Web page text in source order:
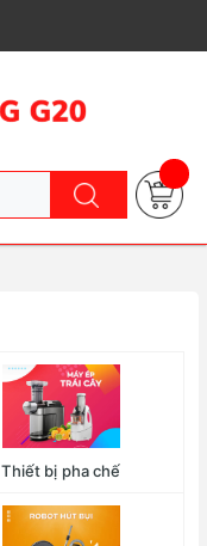
Thiết bị pha chế